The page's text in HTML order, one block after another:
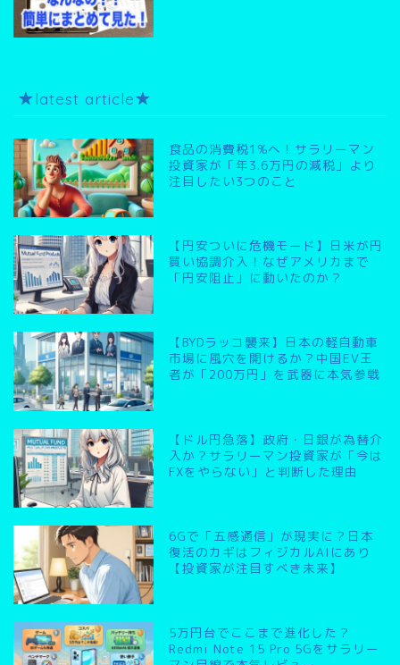
★latest article★
食品の消費税1%へ！サラリーマン
投資家が「年3.6万円の減税」より
注目したい3つのこと
【円安ついに危機モード】日米が円
買い協調介入！なぜアメリカまで
「円安阻止」に動いたのか？
【BYDラッコ襲来】日本の軽自動車
市場に風穴を開けるか？中国EV王
者が「200万円」を武器に本気参戦
【ドル円急落】政府・日銀が為替介
入か？サラリーマン投資家が「今は
FXをやらない」と判断した理由
6Gで「五感通信」が現実に？日本
復活のカギはフィジカルAIにあり
【投資家が注目すべき未来】
5万円台でここまで進化した？
Redmi Note 15 Pro 5Gをサラリー